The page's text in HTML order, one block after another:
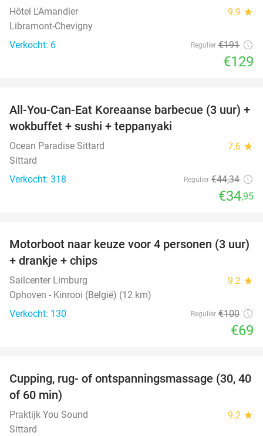
Hôtel L'Amandier 9.9 star
Libramont-Chevigny
Verkocht: 6
Regulier €191
€129
21%
All-You-Can-Eat Koreaanse barbecue (3 uur) +
wokbuffet + sushi + teppanyaki
Ocean Paradise Sittard 7.6 star
Sittard
Verkocht: 318
Regulier €44,34
€34,95
31%
Motorboot naar keuze voor 4 personen (3 uur)
+ drankje + chips
Sailcenter Limburg 9.2 star
Ophoven - Kinrooi (België) (12 km)
Verkocht: 130
Regulier €100
€69
60%
Cupping, rug- of ontspanningsmassage (30, 40
of 60 min)
Praktijk You Sound 9.2 star
Sittard